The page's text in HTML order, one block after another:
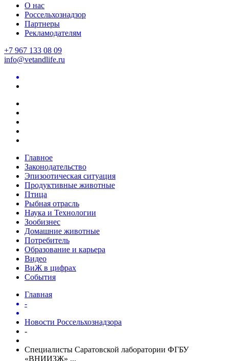
О нас
Россельхознадзор
Партнеры
Рекламодателям
+7 967 133 08 09
info@vetandlife.ru
Главное
Законодательство
Эпизоотическая ситуация
Продуктивные животные
Птица
Рыбная отрасль
Наука и Технологии
Зообизнес
Домашние животные
Потребитель
Образование и карьера
Видео
ВиЖ в цифрах
События
Главная
-
Новости Россельхознадзора
-
Специалисты Саратовской лаборатории ФГБУ
«ВНИИЗЖ» ...